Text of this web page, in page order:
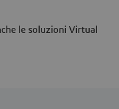
le soluzioni Virtual